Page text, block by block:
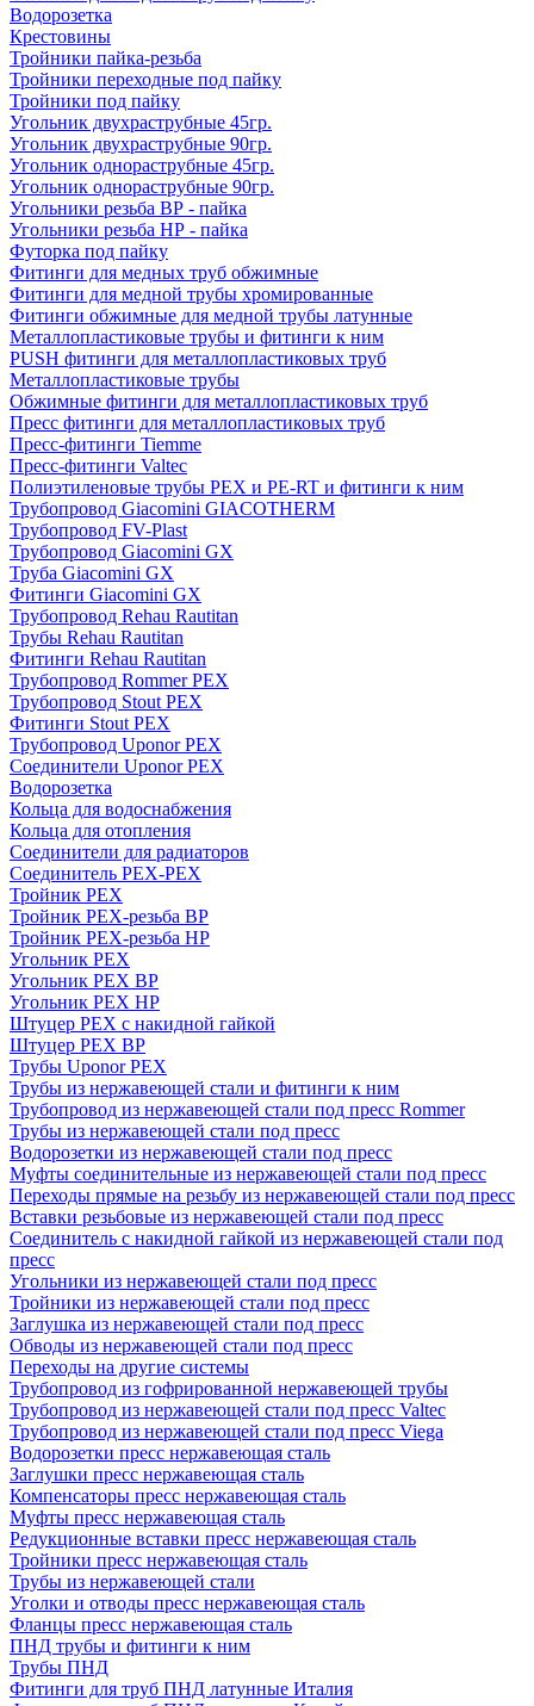
Водорозетка
Крестовины
Тройники пайка-резьба
Тройники переходные под пайку
Тройники под пайку
Угольник двухраструбные 45гр.
Угольник двухраструбные 90гр.
Угольник однораструбные 45гр.
Угольник однораструбные 90гр.
Угольники резьба ВР - пайка
Угольники резьба НР - пайка
Футорка под пайку
Фитинги для медных труб обжимные
Фитинги для медной трубы хромированные
Фитинги обжимные для медной трубы латунные
Металлопластиковые трубы и фитинги к ним
PUSH фитинги для металлопластиковых труб
Металлопластиковые трубы
Обжимные фитинги для металлопластиковых труб
Пресс фитинги для металлопластиковых труб
Пресс-фитинги Tiemme
Пресс-фитинги Valtec
Полиэтиленовые трубы PEX и PE-RT и фитинги к ним
Трубопровод Giacomini GIACOTHERM
Трубопровод FV-Plast
Трубопровод Giacomini GX
Труба Giacomini GX
Фитинги Giacomini GX
Трубопровод Rehau Rautitan
Трубы Rehau Rautitan
Фитинги Rehau Rautitan
Трубопровод Rommer PEX
Трубопровод Stout PEX
Фитинги Stout PEX
Трубопровод Uponor PEX
Соединители Uponor PEX
Водорозетка
Кольца для водоснабжения
Кольца для отопления
Соединители для радиаторов
Соединитель PEX-PEX
Тройник PEX
Тройник PEX-резьба ВР
Тройник PEX-резьба НР
Угольник PEX
Угольник PEX ВР
Угольник PEX НР
Штуцер PEX c накидной гайкой
Штуцер PEX ВР
Трубы Uponor PEX
Трубы из нержавеющей стали и фитинги к ним
Трубопровод из нержавеющей стали под пресс Rommer
Трубы из нержавеющей стали под пресс
Водорозетки из нержавеющей стали под пресс
Муфты соединительные из нержавеющей стали под пресс
Переходы прямые на резьбу из нержавеющей стали под пресс
Вставки резьбовые из нержавеющей стали под пресс
Соединитель с накидной гайкой из нержавеющей стали под
пресс
Угольники из нержавеющей стали под пресс
Тройники из нержавеющей стали под пресс
Заглушка из нержавеющей стали под пресс
Обводы из нержавеющей стали под пресс
Переходы на другие системы
Трубопровод из гофрированной нержавеющей трубы
Трубопровод из нержавеющей стали под пресс Valtec
Трубопровод из нержавеющей стали под пресс Viega
Водорозетки пресс нержавеющая сталь
Заглушки пресс нержавеющая сталь
Компенсаторы пресс нержавеющая сталь
Муфты пресс нержавеющая сталь
Редукционные вставки пресс нержавеющая сталь
Тройники пресс нержавеющая сталь
Трубы из нержавеющей стали
Уголки и отводы пресс нержавеющая сталь
Фланцы пресс нержавеющая сталь
ПНД трубы и фитинги к ним
Трубы ПНД
Фитинги для труб ПНД латунные Италия